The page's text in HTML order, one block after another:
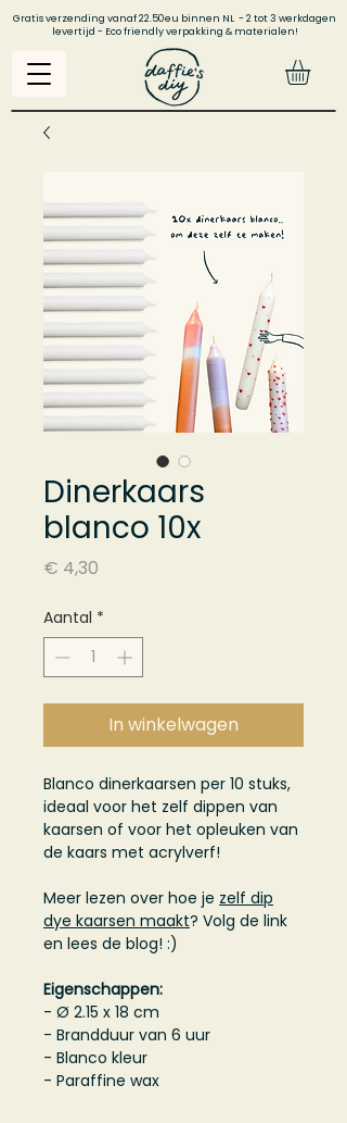
Gratis verzending vanaf 22.50eu binnen NL - 2 tot 3 werkdagen
levertijd - Eco friendly verpakking & materialen!
Dinerkaars
blanco 10x
€ 4,30
Aantal *
In winkelwagen
Blanco dinerkaarsen per 10 stuks,
ideaal voor het zelf dippen van
kaarsen of voor het opleuken van
de kaars met acrylverf!
Meer lezen over hoe je zelf dip
dye kaarsen maakt? Volg de link
en lees de blog! :)
Eigenschappen:
- Ø 2.15 x 18 cm
- Brandduur van 6 uur
- Blanco kleur
- Paraffine wax